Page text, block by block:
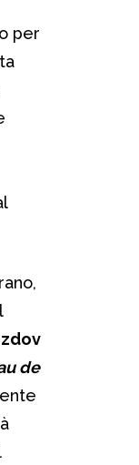
per
de